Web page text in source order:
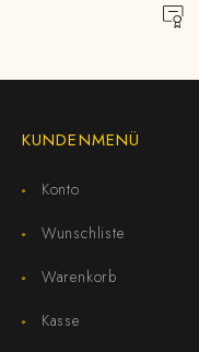
KUNDENMENÜ
Konto
Wunschliste
Warenkorb
Kasse